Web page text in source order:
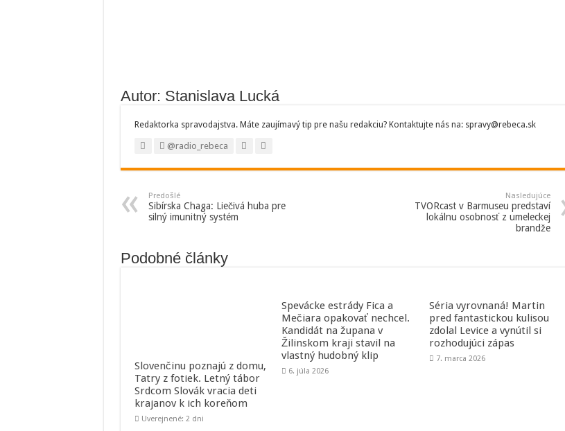
Autor: Stanislava Lucká
Redaktorka spravodajstva. Máte zaujímavý tip pre našu redakciu? Kontaktujte nás na: spravy@rebeca.sk
@radio_rebeca
Predošlé
Sibírska Chaga: Liečivá huba pre
silný imunitný systém
Nasledujúce
TVORcast v Barmuseu predstaví
lokálnu osobnosť z umeleckej
brandže
Podobné články
Slovenčinu poznajú z domu,
Tatry z fotiek. Letný tábor
Srdcom Slovák vracia deti
krajanov k ich koreňom
Uverejnené: 2 dni
Spevácke estrády Fica a
Mečiara opakovať nechcel.
Kandidát na župana v
Žilinskom kraji stavil na
vlastný hudobný klip
6. júla 2026
Séria vyrovnaná! Martin
pred fantastickou kulisou
zdolal Levice a vynútil si
rozhodujúci zápas
7. marca 2026